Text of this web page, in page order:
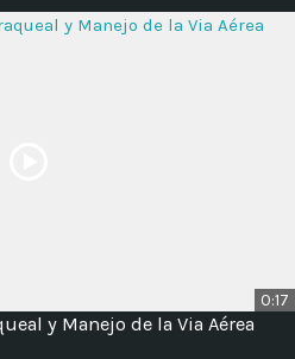
0:17
y Manejo de la Via Aérea